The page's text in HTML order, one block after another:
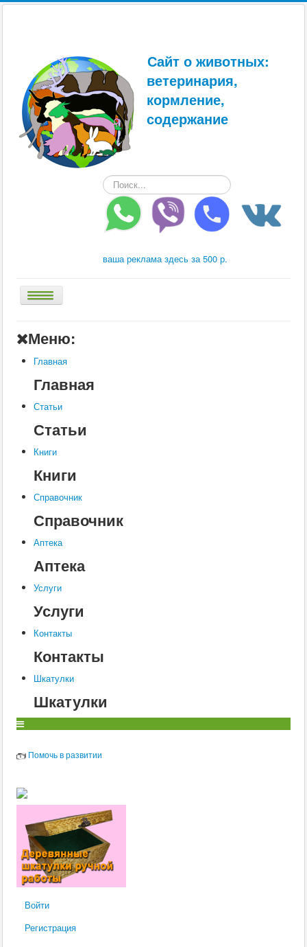
Сайт о животных:
ветеринария,
кормление,
содержание
Искать...
ваша реклама здесь за 500 р.
Книги
Услуги
Контакты
Шкатулки
Меню:
Главная
Главная
Статьи
Статьи
Книги
Книги
Справочник
Справочник
Аптека
Аптека
Услуги
Услуги
Контакты
Контакты
Шкатулки
Шкатулки
Помочь в развитии
Войти
Регистрация